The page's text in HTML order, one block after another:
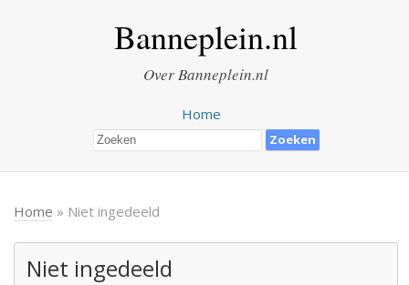
Banneplein.nl
Over Banneplein.nl
Home
Home » Niet ingedeeld
Niet ingedeeld